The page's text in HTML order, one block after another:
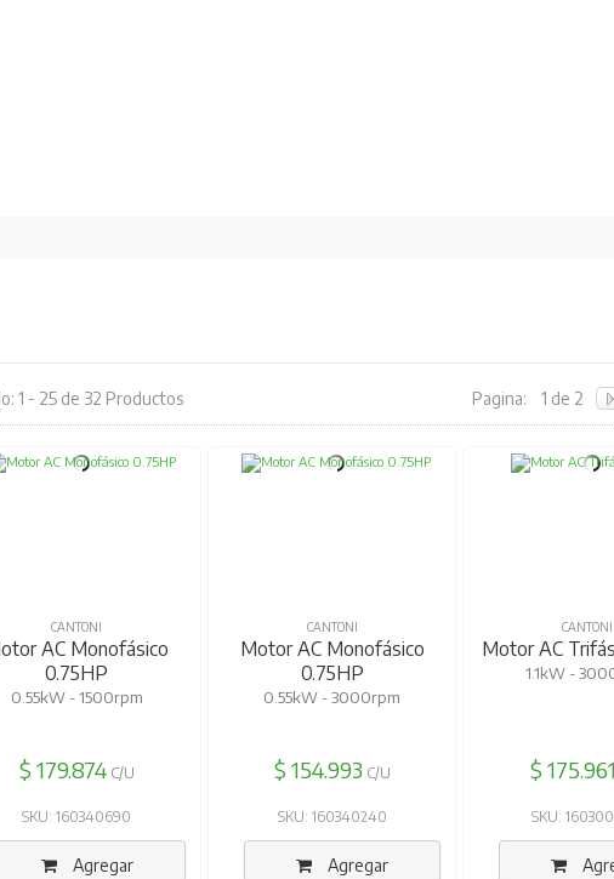
1 - 25 de 32 Productos Pagina: 1 de 2
CANTONI
AC Monofásico
0.75HP
0.55kW - 1500rpm
$ 179.874C/U
SKU: 160340690
Agregar
CANTONI
Motor AC Monofásico
0.75HP
0.55kW - 3000rpm
$ 154.993 C/U
SKU: 160340240
Agregar
CANTONI
Motor AC
1.1kW -
$ 175.961
SKU: